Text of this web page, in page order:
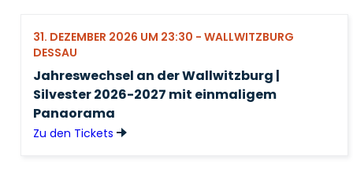
31. DEZEMBER 2026 UM 23:30 - WALLWITZBURG
DESSAU
Jahreswechsel an der Wallwitzburg |
Silvester 2026-2027 mit einmaligem
Panaorama
Zu den Tickets